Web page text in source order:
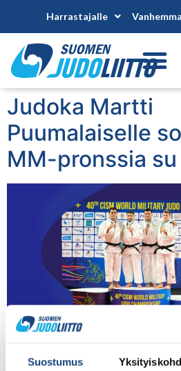
Suostumus
Harrastajalle
Judoka Martti
Puumalaiselle
MM-pronssia su
Judoka ja kersantti Martti
Ranskassa ja toi Suomelle MM-